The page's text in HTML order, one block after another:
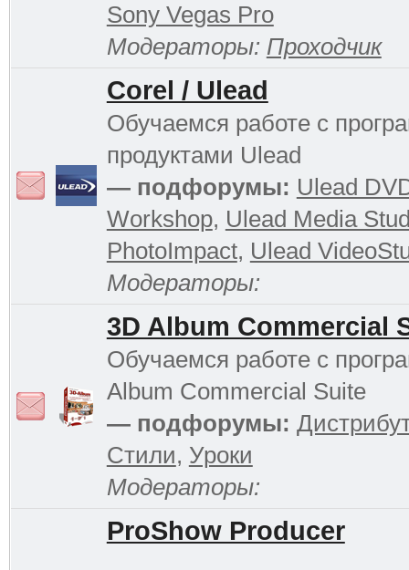
Sony Vegas Pro
Модераторы: Проходчик
Corel / Ulead
Обучаемся работе с
продуктами Ulead
— подфорумы: Ulead
Workshop, Ulead Media
PhotoImpact, Ulead
Модераторы:
3D Album Commercial
Обучаемся работе с
Album Commercial Suite
— подфорумы:
Стили, Уроки
Модераторы:
ProShow Producer